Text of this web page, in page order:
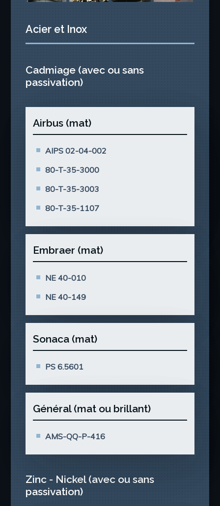
Acier et Inox
Cadmiage (avec ou sans
passivation)
Airbus (mat)
AIPS 02-04-002
80-T-35-3000
80-T-35-3003
80-T-35-1107
Embraer (mat)
NE 40-010
NE 40-149
Sonaca (mat)
PS 6.5601
Général (mat ou brillant)
AMS-QQ-P-416
Zinc - Nickel (avec ou sans
passivation)